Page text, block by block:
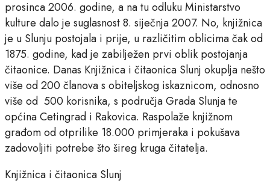
prosinca 2006. godine, a na tu odluku Ministarstvo
kulture dalo je suglasnost 8. siječnja 2007. No, knjižnica
je u Slunju postojala i prije, u različitim oblicima čak od
1875. godine, kad je zabilježen prvi oblik postojanja
čitaonice. Danas Knjižnica i čitaonica Slunj okuplja nešto
više od 200 članova s obiteljskog iskaznicom, odnosno
više od 500 korisnika, s područja Grada Slunja te
općina Cetingrad i Rakovica. Raspolaže knjižnom
građom od otprilike 18.000 primjeraka i pokušava
zadovoljiti potrebe što šireg kruga čitatelja.
Knjižnica i čitaonica Slunj